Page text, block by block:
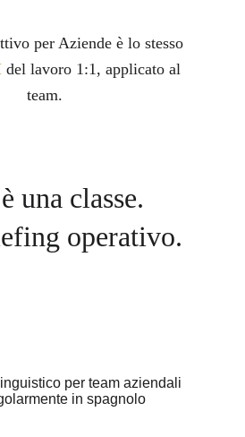
per Aziende è lo stesso
del lavoro 1:1, applicato al
team.
una classe.
operativo.